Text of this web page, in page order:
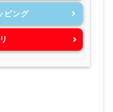
ピング